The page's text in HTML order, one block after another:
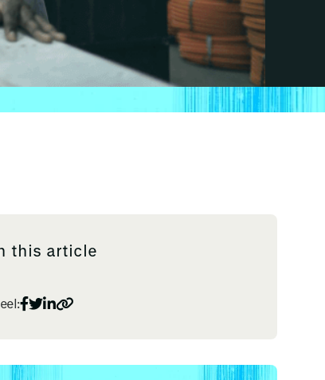
this article